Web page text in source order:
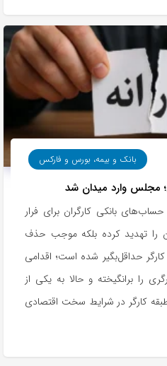
بانک و بیمه، بورس و فارکس
مجلس وارد میدان شد
حساب‌های بانکی کارگران برای فرار
را تهدید کرده بلکه موجب حذف
کارگر حداقل‌بگیر شده است؛ اقدامی
را برانگیخته و حالا به یکی از
کارگر در شرایط سخت اقتصادی